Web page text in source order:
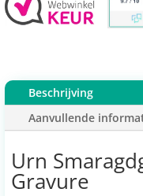
Beschrijving
Aanvullende
Urn
Gravure